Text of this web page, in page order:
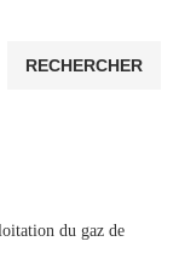
RECHERCHER
du gaz de